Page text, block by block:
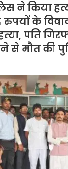
ने किया
के
पति
से मौत की